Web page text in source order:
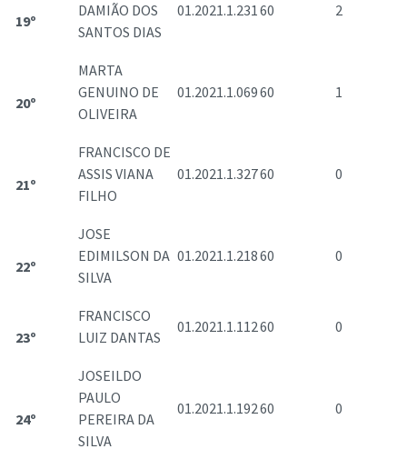
19º
DAMIÃO DOS
SANTOS DIAS
01.2021.1.23160 2
20º
MARTA
GENUINO DE
OLIVEIRA
01.2021.1.06960 1
21º
FRANCISCO DE
ASSIS VIANA
FILHO
01.2021.1.32760 0
22º
JOSE
EDIMILSON DA
SILVA
01.2021.1.21860 0
23º
FRANCISCO
LUIZ DANTAS
01.2021.1.11260 0
24º
JOSEILDO
PAULO
PEREIRA DA
SILVA
01.2021.1.19260 0